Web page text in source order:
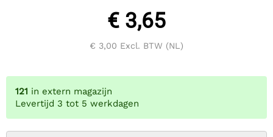
€ 3,65
€ 3,00 Excl. BTW (NL)
121 in extern magazijn
Levertijd 3 tot 5 werkdagen